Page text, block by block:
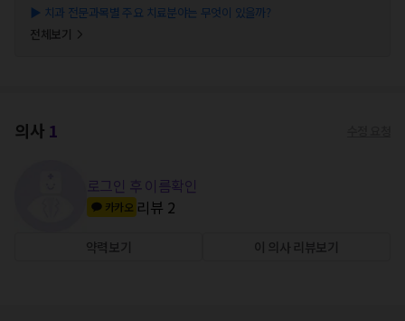
▶ 치과 전문과목별 주요 치료분야는 무엇이 있을까?
전체보기
의사 1
로그인 후 이름확인
카카오 리뷰 2
약력보기 이 의사 리뷰보기